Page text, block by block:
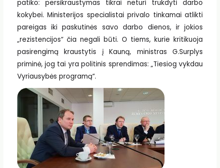
patiko: persikraustymas tikrai neturi trukdyti darbo
kokybei. Ministerijos specialistai privalo tinkamai atlikti
pareigas iki paskutinės savo darbo dienos, ir jokios
„rezistencijos“ čia negali būti. O tiems, kurie kritikuoja
pasirengimą kraustytis į Kauną, ministras G.Surplys
priminė, jog tai yra politinis sprendimas: „Tiesiog vykdau
Vyriausybės programą“.